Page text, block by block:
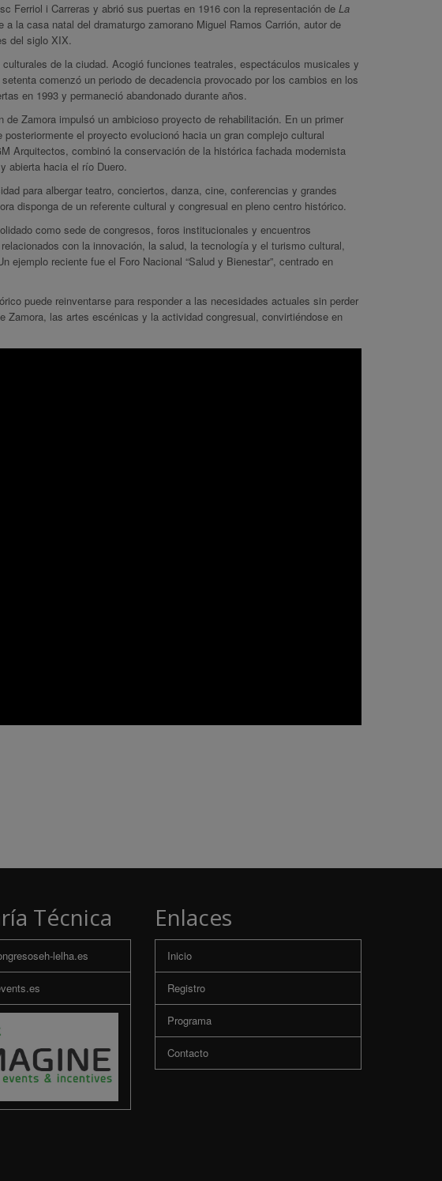
Ferriol i Carreras y abrió sus puertas en 1916 con la representación de La
la casa natal del dramaturgo zamorano Miguel Ramos Carrión, autor de
del siglo XIX.
de la ciudad. Acogió funciones teatrales, espectáculos musicales y
comenzó un periodo de decadencia provocado por los cambios en los
en 1993 y permaneció abandonado durante años.
Zamora impulsó un ambicioso proyecto de rehabilitación. En un primer
el proyecto evolucionó hacia un gran complejo cultural
Arquitectos, combinó la conservación de la histórica fachada modernista
abierta hacia el río Duero.
para albergar teatro, conciertos, danza, cine, conferencias y grandes
disponga de un referente cultural y congresual en pleno centro histórico.
como sede de congresos, foros institucionales y encuentros
con la innovación, la salud, la tecnología y el turismo cultural,
reciente fue el Foro Nacional “Salud y Bienestar”, centrado en
puede reinventarse para responder a las necesidades actuales sin perder
las artes escénicas y la actividad congresual, convirtiéndose en
Técnica
lelha.es
Enlaces
Inicio
Registro
Programa
Contacto